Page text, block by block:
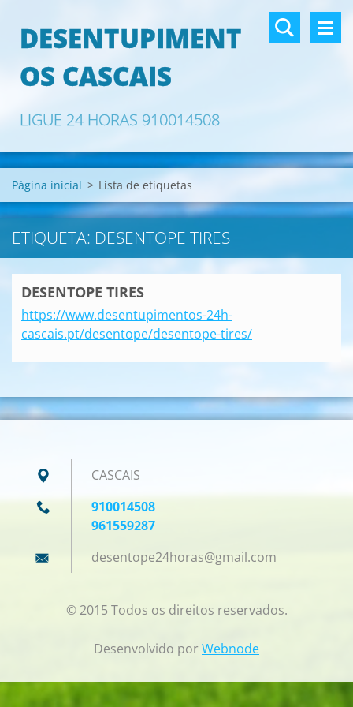
DESENTUPIMENT
OS CASCAIS
LIGUE 24 HORAS 910014508
Página inicial > Lista de etiquetas
ETIQUETA: DESENTOPE TIRES
DESENTOPE TIRES
https://www.desentupimentos-24h-
cascais.pt/desentope/desentope-tires/
CASCAIS
910014508
961559287
desentope24horas@gmail.com
© 2015 Todos os direitos reservados.
Desenvolvido porWebnode